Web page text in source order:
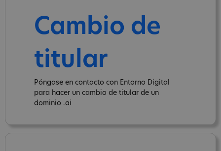
Cambio de
titular
Póngase en contacto con Entorno Digital
para hacer un cambio de titular de un
dominio .ai